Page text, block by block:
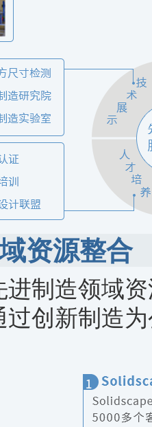
资源整合
进制造领域
过创新制造